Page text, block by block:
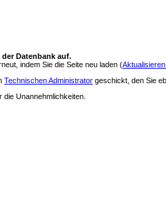
Datenbank auf.
indem Sie die Seite neu laden (
Technischen Administrator geschickt, den Sie
Unannehmlichkeiten.